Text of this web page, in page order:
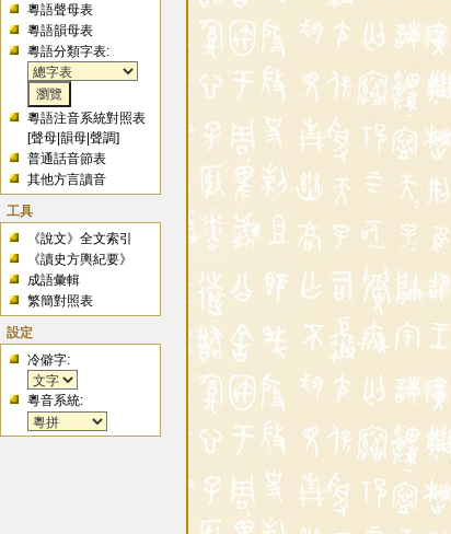
粵語聲母表
粵語韻母表
粵語分類字表:
粵語注音系統對照表
[聲母 |韻母 |聲調]
普通話音節表
其他方言讀音
工具
《說文》全文索引
《讀史方輿紀要》
成語彙輯
繁簡對照表
設定
冷僻字:
粵音系統: